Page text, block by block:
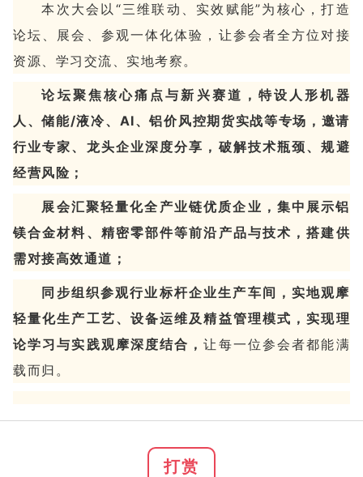
本次大会以“三维联动、实效赋能”为核心，打造
论坛、展会、参观一体化体验，让参会者全方位对接
资源、学习交流、实地考察。
论坛聚焦核心痛点与新兴赛道，特设人形机器
人、储能/液冷、AI、铝价风控期货实战等专场，邀请
行业专家、龙头企业深度分享，破解技术瓶颈、规避
经营风险；
展会汇聚轻量化全产业链优质企业，集中展示铝
镁合金材料、精密零部件等前沿产品与技术，搭建供
需对接高效通道；
同步组织参观行业标杆企业生产车间，实地观摩
轻量化生产工艺、设备运维及精益管理模式，实现理
论学习与实践观摩深度结合，让每一位参会者都能满
载而归。
打赏